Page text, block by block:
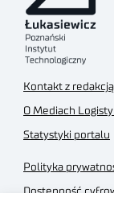
Kontakt z redakcją
O Mediach
Statystyki portalu
Polityka
Dostępność